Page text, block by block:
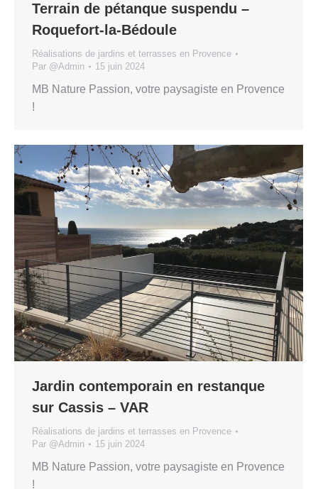
Terrain de pétanque suspendu –
Roquefort-la-Bédoule
Réalisations de jardins et terrasses en Provence
Par @Admin 15 juin 2024
MB Nature Passion, votre paysagiste en Provence
!
Jardin contemporain en restanque
sur Cassis – VAR
Réalisations de jardins et terrasses en Provence
Par @Admin 15 juin 2024
MB Nature Passion, votre paysagiste en Provence
!